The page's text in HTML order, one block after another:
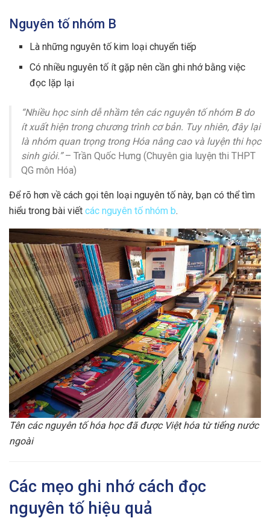
Nguyên tố nhóm B
Là những nguyên tố kim loại chuyển tiếp
Có nhiều nguyên tố ít gặp nên cần ghi nhớ bằng việc
đọc lặp lại
“Nhiều học sinh dễ nhầm tên các nguyên tố nhóm B do
ít xuất hiện trong chương trình cơ bản. Tuy nhiên, đây lại
là nhóm quan trọng trong Hóa nâng cao và luyện thi học
sinh giỏi.”– Trần Quốc Hưng (Chuyên gia luyện thi THPT
QG môn Hóa)
Để rõ hơn về cách gọi tên loại nguyên tố này, bạn có thể tìm
hiểu trong bài viết các nguyên tố nhóm b.
Tên các nguyên tố hóa học đã được Việt hóa từ tiếng nước
ngoài
Các mẹo ghi nhớ cách đọc
nguyên tố hiệu quả